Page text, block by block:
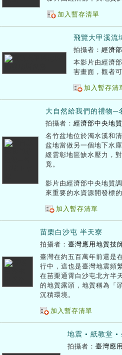
加入暫存清單
飛覽大甲溪流
拍攝者： 經濟
本影片由經濟
害畫面，觀者
加入暫存清
大自然給我們的禮物─
拍攝者： 經濟部中央地
名竹盆地位於濁水溪和
盆地當做另一個地下水
緩雲彰地區缺水壓力，
竟。
影片由經濟部中央地質
來重要的水資源開發標的
加入暫存清單
苗栗白沙屯 半天寮
拍攝者： 臺灣應用地質技
臺灣在約五百萬年前還是
行中，這也是臺灣地震頻
在苗栗通霄白沙屯北方半
的地質露頭，地質稱為「
沉積環境。
加入暫存清單
地震 • 紙教堂 •
拍攝者： 臺灣應